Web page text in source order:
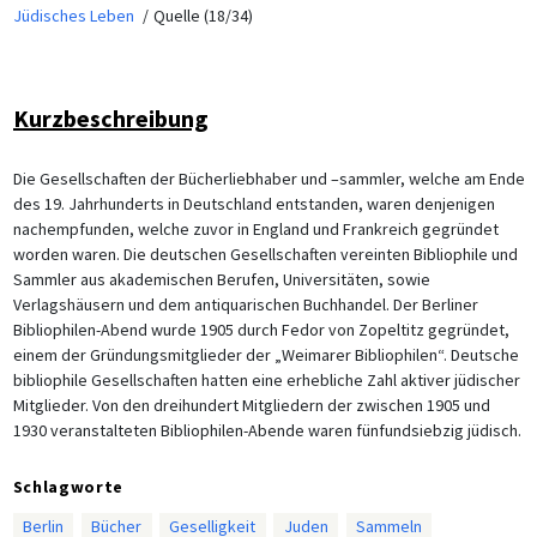
Jüdisches Leben
Quelle (18/34)
Kurzbeschreibung
Die Gesellschaften der Bücherliebhaber und –sammler, welche am Ende
des 19. Jahrhunderts in Deutschland entstanden, waren denjenigen
nachempfunden, welche zuvor in England und Frankreich gegründet
worden waren. Die deutschen Gesellschaften vereinten Bibliophile und
Sammler aus akademischen Berufen, Universitäten, sowie
Verlagshäusern und dem antiquarischen Buchhandel. Der Berliner
Bibliophilen-Abend wurde 1905 durch Fedor von Zopeltitz gegründet,
einem der Gründungsmitglieder der „Weimarer Bibliophilen“. Deutsche
bibliophile Gesellschaften hatten eine erhebliche Zahl aktiver jüdischer
Mitglieder. Von den dreihundert Mitgliedern der zwischen 1905 und
1930 veranstalteten Bibliophilen-Abende waren fünfundsiebzig jüdisch.
Schlagworte
Berlin
Bücher Geselligkeit Juden Sammeln